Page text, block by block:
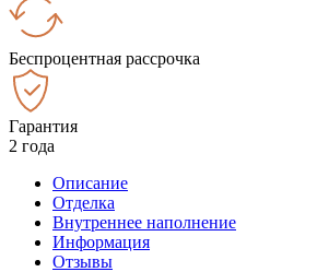
Беспроцентная рассрочка
Гарантия
2 года
Описание
Отделка
Внутреннее наполнение
Информация
Отзывы